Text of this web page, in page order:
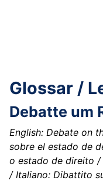
Glossar /
Debatte um
English: Debate on
sobre el estado de
o estado de direito
/ Italiano: Dibattito